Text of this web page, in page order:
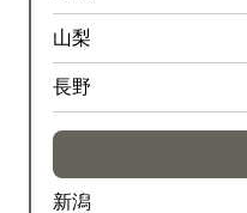
山梨
長野
新潟